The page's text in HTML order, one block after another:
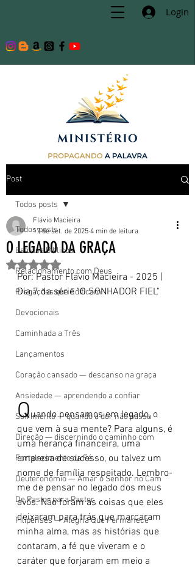
Login
Post
Todos posts
Estudos Bíblicos
Relacionamento com Deus
Pregações que Edificam
Devocionais
Caminhada a Três
Lançamentos
Coração cansado — descanso na graça
Ansiedade — aprendendo a confiar
Sofrimento — quando a dor não passa
Direção — discernindo o caminho com
Fortalecimento da Fé
Deuteronômio — Amar o Senhor no Cam
De Pastor para Pastor
Filipenses — Alegria Que Permanece
Todos posts
O LEGADO DA GRAÇA
Flávio Macieira
17 de set. de 2025 4 min de leitura
Avaliado com NaN de 5 estrelas.
Por: Pastor Flávio Macieira - 2025 |
Dia 7 da série "O SONHADOR FIEL"
Quando pensamos em legado, o
que vem à sua mente? Para alguns, é
uma herança financeira, uma
empresa de sucesso, ou talvez um
nome de família respeitado. Lembro-
me de pensar no legado dos meus
avós. Não foram as coisas que eles
deixaram para trás que marcaram
minha alma, mas as histórias que
contaram, a fé que viveram e o
caráter que forjaram em meio a